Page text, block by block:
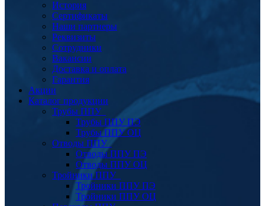
История
Сертификаты
Наши партнеры
Реквизиты
Сотрудники
Вакансии
Доставка и оплата
Гарантия
Акции
Каталог продукции
Трубы ППУ
Трубы ППУ ПЭ
Трубы ППУ ОЦ
Отводы ППУ
Отводы ППУ ПЭ
Отводы ППУ ОЦ
Тройники ППУ
Тройники ППУ ПЭ
Тройники ППУ ОЦ